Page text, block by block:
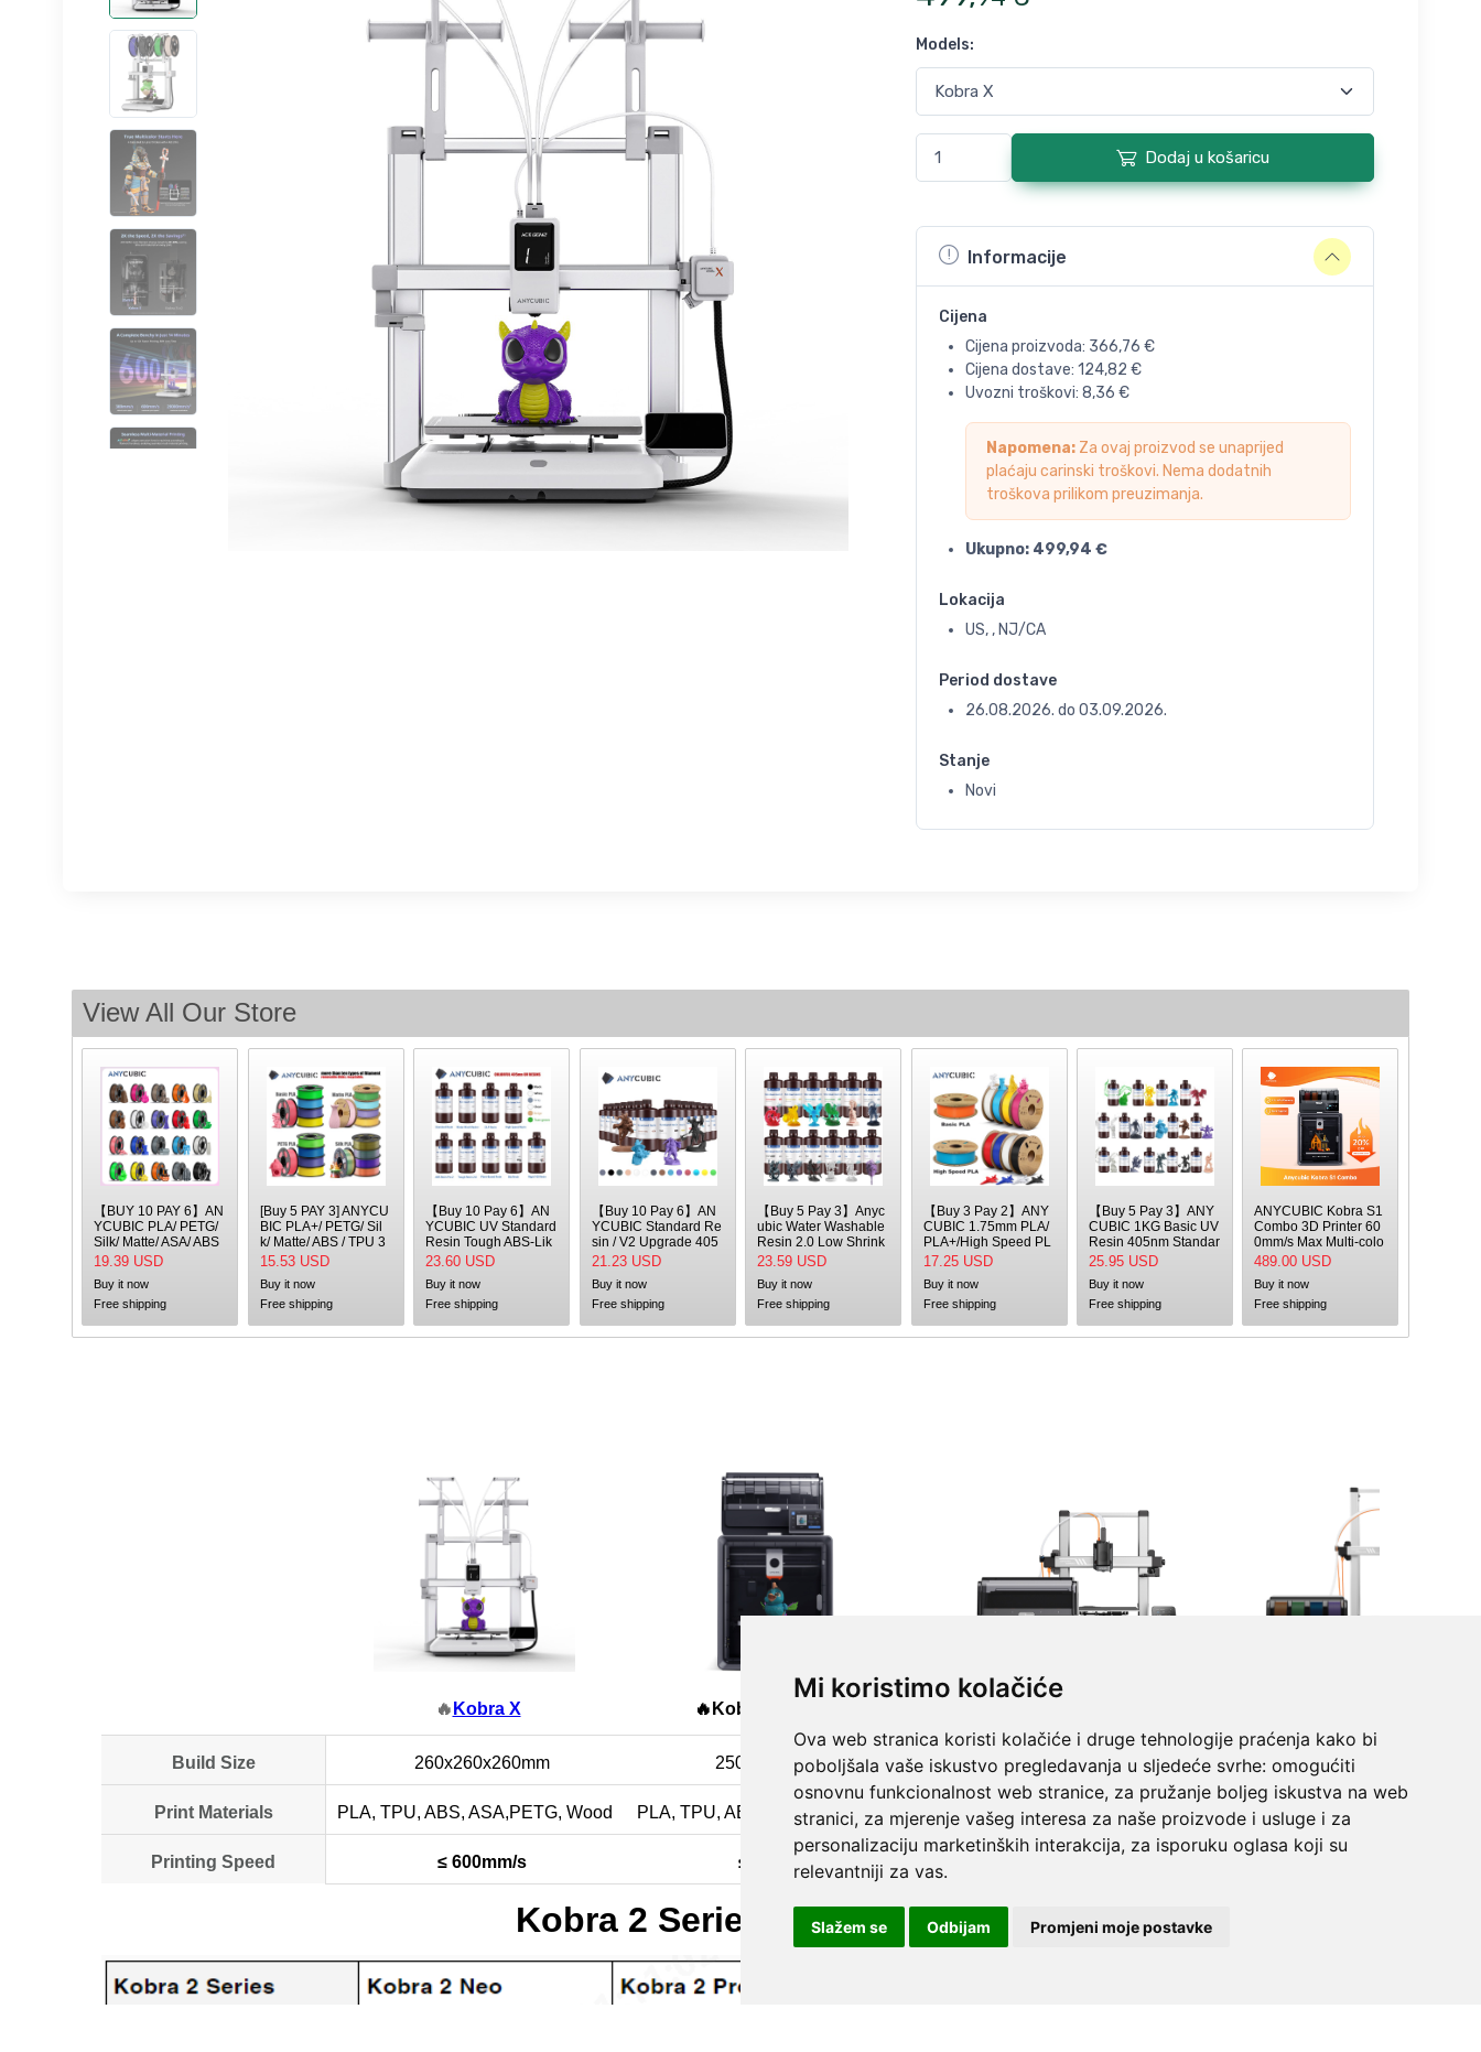
Mi koristimo kolačiće
Ova web stranica koristi kolačiće i druge tehnologije praćenja kako bi
poboljšala vaše iskustvo pregledavanja u sljedeće svrhe: omogućiti
osnovnu funkcionalnost web stranice, za pružanje boljeg iskustva na web
stranici, za mjerenje vašeg interesa za naše proizvode i usluge i za
personalizaciju marketinških interakcija, za isporuku oglasa koji su
relevantniji za vas.
Slažem se Odbijam Promjeni moje postavke
Models:
Dodaj u košaricu
Informacije
Cijena
Cijena proizvoda: 366,76 €
Cijena dostave: 124,82 €
Uvozni troškovi: 8,36 €
Napomena:Za ovaj proizvod se unaprijed
plaćaju carinski troškovi. Nema dodatnih
troškova prilikom preuzimanja.
Ukupno: 499,94 €
Lokacija
US, , NJ/CA
Period dostave
26.08.2026. do 03.09.2026.
Stanje
Novi